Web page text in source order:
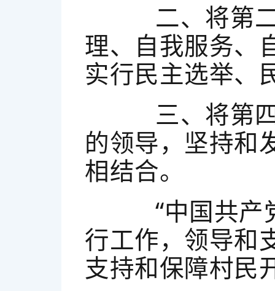
二、将第二
理、自我服务、
实行民主选举、
三、将第四
的领导，坚持和
相结合。
“中国共产
行工作，领导和
支持和保障村民